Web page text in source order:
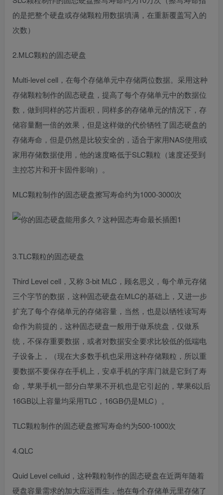
的是把整个硬盘或存储颗粒用数据填满，在重新覆盖写入的
次数）
2.MLC颗粒的固态硬盘
Multi-level cell，在每个存储单元中存储两位数据。采用这种
存储颗粒制作的固态硬盘，提高了每个存储单元中的数据位
数，做到同样的芯片面积，同样多的存储单元的情况下，存
储容量翻一倍的效果，但是这样做的代价牺牲了固态硬盘的
存储寿命，但是仍然是比较安全的，适合于家用NAS使用或
家用存储数据使用，他的速度略低于SLC颗粒（速度还受到
主控芯片和开卡固件影响）。
MLC颗粒制作的固态硬盘擦写寿命约为1000-3000次
3.TLC颗粒的固态硬盘
Third Level cell，又称 3-bit MLC，顾名思义，每个单元存储
三个字节的数据，这种固态硬盘在MLC的基础上，又进一步
扩充了每个存储单元的存储容量，当然，也是以牺牲读写寿
命作为前提的，这种固态硬盘一般用于做系统盘，仅做系
统，不保存重要数据，或者对数据安全要求比较低的低端电
子设备上，（现在大多数手机也采用这种存储颗粒，所以重
要数据不要保存在手机上，安卓手机的字库门就是它到了寿
命，苹果手机一部分白苹果不开机也是它引起的，苹果6以后
16GB以上容量均采用TLC，16GB仍是MLC）。
TLC颗粒制作的固态硬盘擦写寿命约为500-1000次
4.QLC
Quid Level celluid，这种颗粒制作的固态硬盘在近两年随着
硬盘容量需求的加大应运而生，他在每个存储单元里存储了